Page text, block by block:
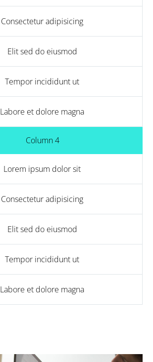
Consectetur adipisicing
Elit sed do eiusmod
Tempor incididunt ut
Labore et dolore magna
Column 4
Lorem ipsum dolor sit
Consectetur adipisicing
Elit sed do eiusmod
Tempor incididunt ut
Labore et dolore magna